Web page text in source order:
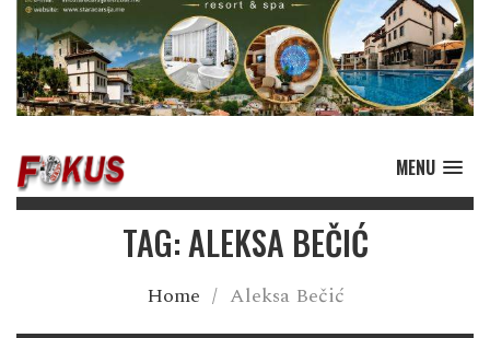
MENU
TAG: ALEKSA BEČIĆ
Home / Aleksa Bečić